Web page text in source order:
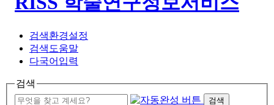
검색환경설정
검색도움말
다국어입력
검색
검색